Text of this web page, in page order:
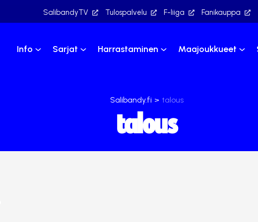
SalibandyTV Tulospalvelu F-liiga Fanikauppa
Info Sarjat Harrastaminen Maajoukkueet
Salibandy.fi > talous
talous